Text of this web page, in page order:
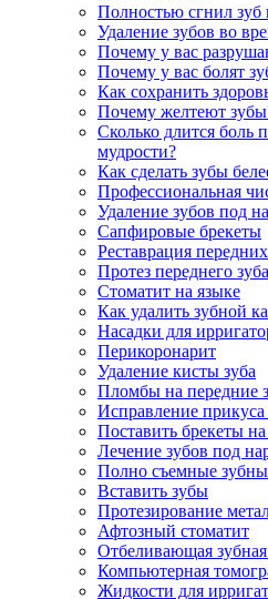
Полностью сгнил зуб
Удаление зубов во
Почему у вас
Почему у вас болят
Как сохранить
Почему желтеют
Сколько длится боль
мудрости?
Как сделать зубы
Профессиональная
Удаление зубов под
Сапфировые брекеты
Реставрация
Протез переднего зуба
Стоматит на языке
Как удалить зубной
Насадки для
Перикоронарит
Удаление кисты зуба
Пломбы на передние
Исправление прикуса
Поставить брекеты
Лечение зубов под
Полно съемные
Вставить зубы
Протезирование
Афтозный стоматит
Отбеливающая зубная
Компьютерная
Жидкости для